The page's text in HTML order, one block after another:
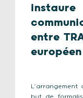
entre
européen